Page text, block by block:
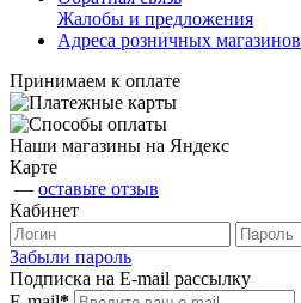
Жалобы и предложения
Адреса розничных магазинов
Принимаем к оплате
Наши магазины на Яндекс
Карте
— оставьте отзыв
Кабинет
Забыли пароль
Подписка на E-mail рассылку